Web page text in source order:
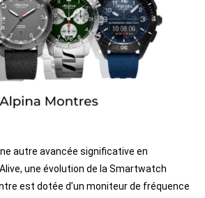
autre avancée significative en
une évolution de la Smartwatch
est dotée d’un moniteur de fréquence